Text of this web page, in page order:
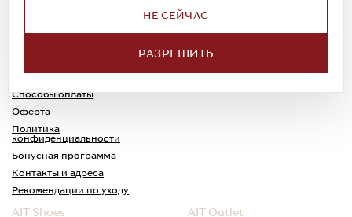
НЕ СЕЙЧАС
РАЗРЕШИТЬ
Все права защищены
Доставка
Способы оплаты
Оферта
Политика
конфиденциальности
Обмен и возврат
Каспи-Ред
Бонусная программа
Контакты и адреса
Рекомендации по уходу
AIT Shoes AIT Outlet